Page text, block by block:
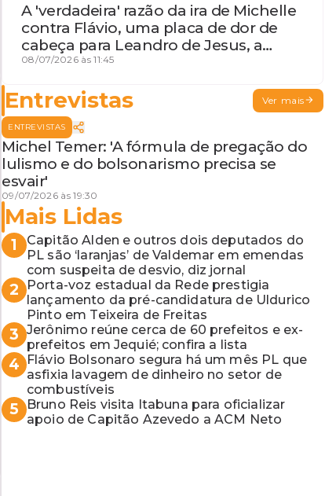
A 'verdadeira' razão da ira de Michelle
contra Flávio, uma placa de dor de
cabeça para Leandro de Jesus, a
procura por um coordenador de
exemplar
08/07/2026 às 11:45
Entrevistas Ver mais
ENTREVISTAS
Michel Temer: 'A fórmula de pregação do
lulismo e do bolsonarismo precisa se
esvair'
09/07/2026 às 19:30
Mais Lidas
1
Capitão Alden e outros dois deputados do
PL são ‘laranjas’ de Valdemar em emendas
com suspeita de desvio, diz jornal
2
Porta-voz estadual da Rede prestigia
lançamento da pré-candidatura de Uldurico
Pinto em Teixeira de Freitas
3 Jerônimo reúne cerca de 60 prefeitos e ex-
prefeitos em Jequié; confira a lista
4
Flávio Bolsonaro segura há um mês PL que
asfixia lavagem de dinheiro no setor de
combustíveis
5
Bruno Reis visita Itabuna para oficializar
apoio de Capitão Azevedo a ACM Neto